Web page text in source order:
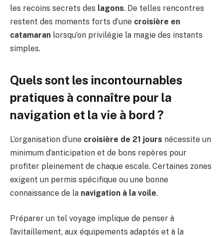
les recoins secrets des lagons. De telles rencontres
restent des moments forts d’une croisière en
catamaran lorsqu’on privilégie la magie des instants
simples.
Quels sont les incontournables
pratiques à connaître pour la
navigation et la vie à bord ?
L’organisation d’une croisière de 21 jours nécessite un
minimum d’anticipation et de bons repères pour
profiter pleinement de chaque escale. Certaines zones
exigent un permis spécifique ou une bonne
connaissance de la navigation à la voile.
Préparer un tel voyage implique de penser à
l’avitaillement, aux équipements adaptés et à la